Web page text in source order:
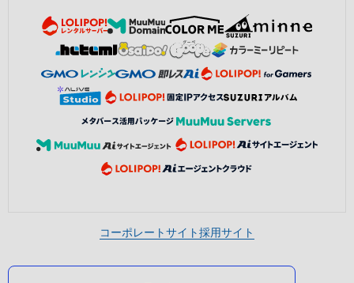
コーポレートサイト採用サイト